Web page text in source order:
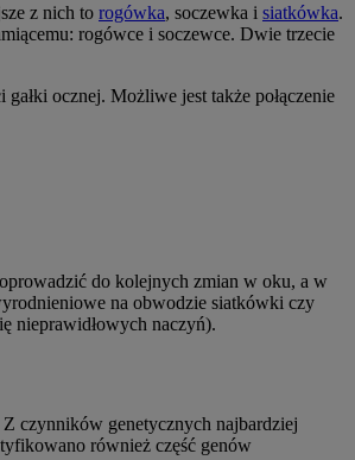
z nich to rogówka, soczewka i siatkówka.
rogówce i soczewce. Dwie trzecie
ocznej. Możliwe jest także połączenie
do kolejnych zmian w oku, a w
na obwodzie siatkówki czy
nieprawidłowych naczyń).
czynników genetycznych najbardziej
również część genów